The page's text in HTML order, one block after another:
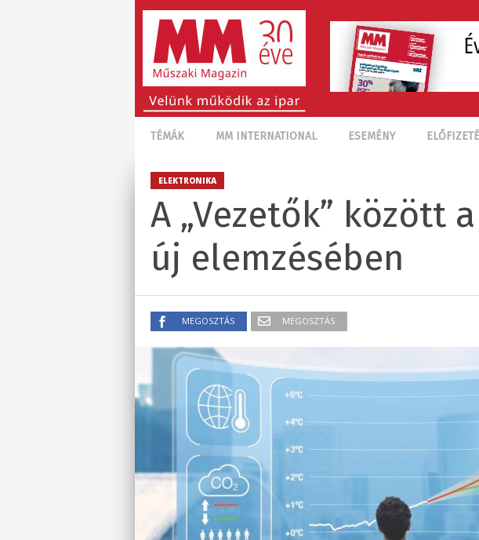
TÉMÁK MM INTERNATIONAL ESEMÉNY
ELEKTRONIKA
A „Vezetők” között
új elemzésében
MEGOSZTÁS MEGOSZTÁS